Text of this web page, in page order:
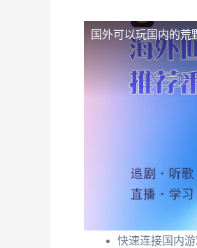
国外可以玩国内的荒
快速连接国内